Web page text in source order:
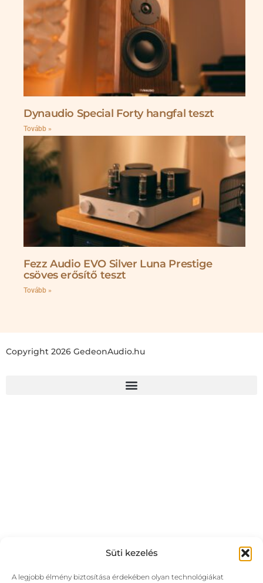
Süti kezelés
A legjobb élmény biztosítása érdekében olyan technológiákat
Dynaudio Special Forty hangfal teszt
Tovább »
Fezz Audio EVO Silver Luna Prestige
csöves erősítő teszt
Tovább »
Copyright 2026 GedeonAudio.hu